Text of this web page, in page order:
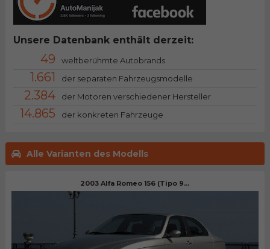
Alle Varianten des Modells
2003 Alfa Romeo 156 (Tipo 9...
Unsere Datenbank enthält derzeit:
49 weltberühmte Autobrands
1.661 der separaten Fahrzeugsmodelle
2.384 der Motoren verschiedener Hersteller
14.865 der konkreten Fahrzeuge